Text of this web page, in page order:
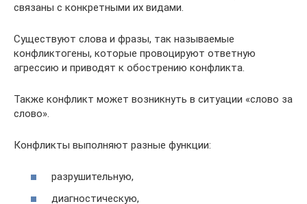
связаны с конкретными их видами.
Существуют слова и фразы, так называемые
конфликтогены, которые провоцируют ответную
агрессию и приводят к обострению конфликта.
Также конфликт может возникнуть в ситуации «слово за
слово».
Конфликты выполняют разные функции:
разрушительную,
диагностическую,